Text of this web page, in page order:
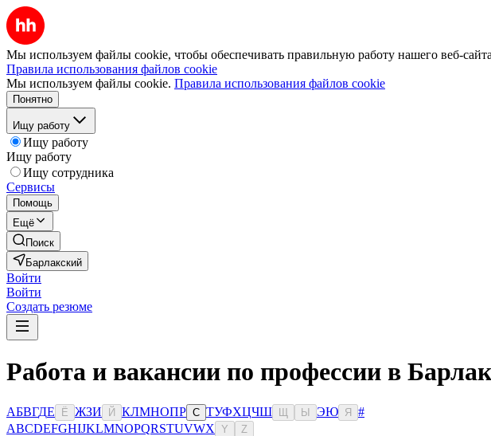
Мы используем файлы cookie, чтобы обеспечивать правильную работу нашего веб-
Правила использования файлов cookie
Мы используем файлы cookie. Правила использования файлов cookie
Понятно
Ищу работу
Ищу работу
Ищу работу
Ищу сотрудника
Сервисы
Помощь
Ещё
Поиск
Барлакский
Войти
Войти
Создать резюме
Работа и вакансии по профессии в
АБВГДЕ Ё ЖЗИ Й КЛМНОПР С ТУФХЦЧШ Ы ЭЮ Я
#
ABCDEFGHIJKLMNOPQRSTUVWX Y Z